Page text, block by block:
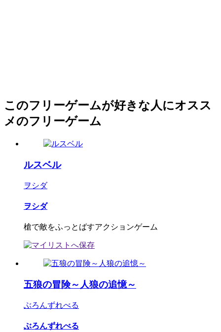
このフリーゲームが好きな人にオスス
メのフリーゲーム
ルスベル
ヲシダ
ヲシダ
槍で敵をふっとばすアクションゲーム
五狼の冒険～人狼の追憶～
ぶろんずれべる
ぶろんずれべる